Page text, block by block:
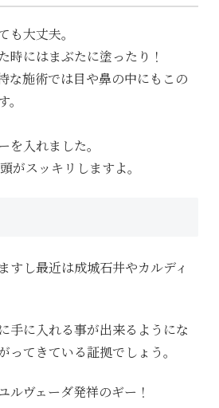
も大丈夫。
時にはまぶたに塗ったり！
な施術では目や鼻の中にもこの
を入れました。
がスッキリしますよ。
すし最近は成城石井やカルディ
手に入れる事が出来るようにな
ってきている証拠でしょう。
ルヴェーダ発祥のギー！